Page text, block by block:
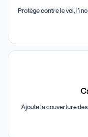
Protège contre le vol,
Ajoute la couverture